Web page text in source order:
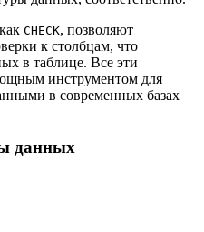
CHECK, позволяют
к столбцам, что
в таблице. Все эти
инструментом для
в современных базах
данных